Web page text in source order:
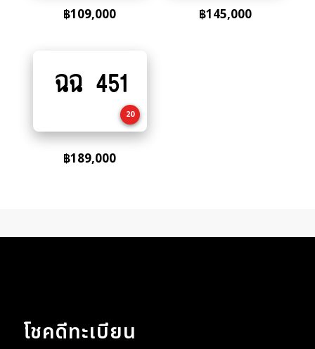
฿109,000 ฿145,000
to
ฉฉ 451
20
฿189,000
โชคดีทะเบียน